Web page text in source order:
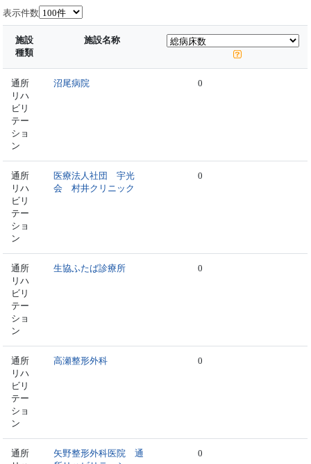
表示件数
施設
種類
施設名称
通所
リハ
ビリ
テー
ショ
ン
沼尾病院 0
通所
リハ
ビリ
テー
ショ
ン
医療法人社団 宇光
会 村井クリニック
0
通所
リハ
ビリ
テー
ショ
ン
生協ふたば診療所 0
通所
リハ
ビリ
テー
ショ
ン
高瀬整形外科 0
通所
矢野整形外科医院 通
0